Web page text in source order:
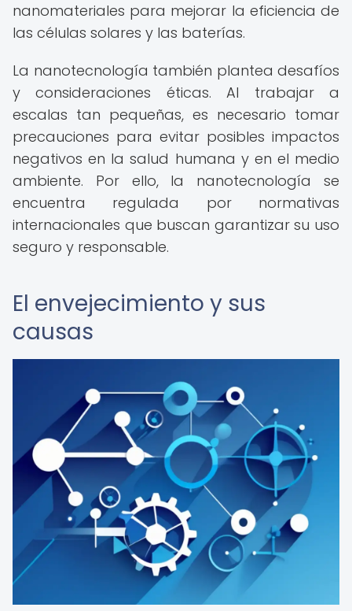
nanomateriales para mejorar la eficiencia de
las células solares y las baterías.
La nanotecnología también plantea desafíos
y consideraciones éticas. Al trabajar a
escalas tan pequeñas, es necesario tomar
precauciones para evitar posibles impactos
negativos en la salud humana y en el medio
ambiente. Por ello, la nanotecnología se
encuentra regulada por normativas
internacionales que buscan garantizar su uso
seguro y responsable.
El envejecimiento y sus
causas